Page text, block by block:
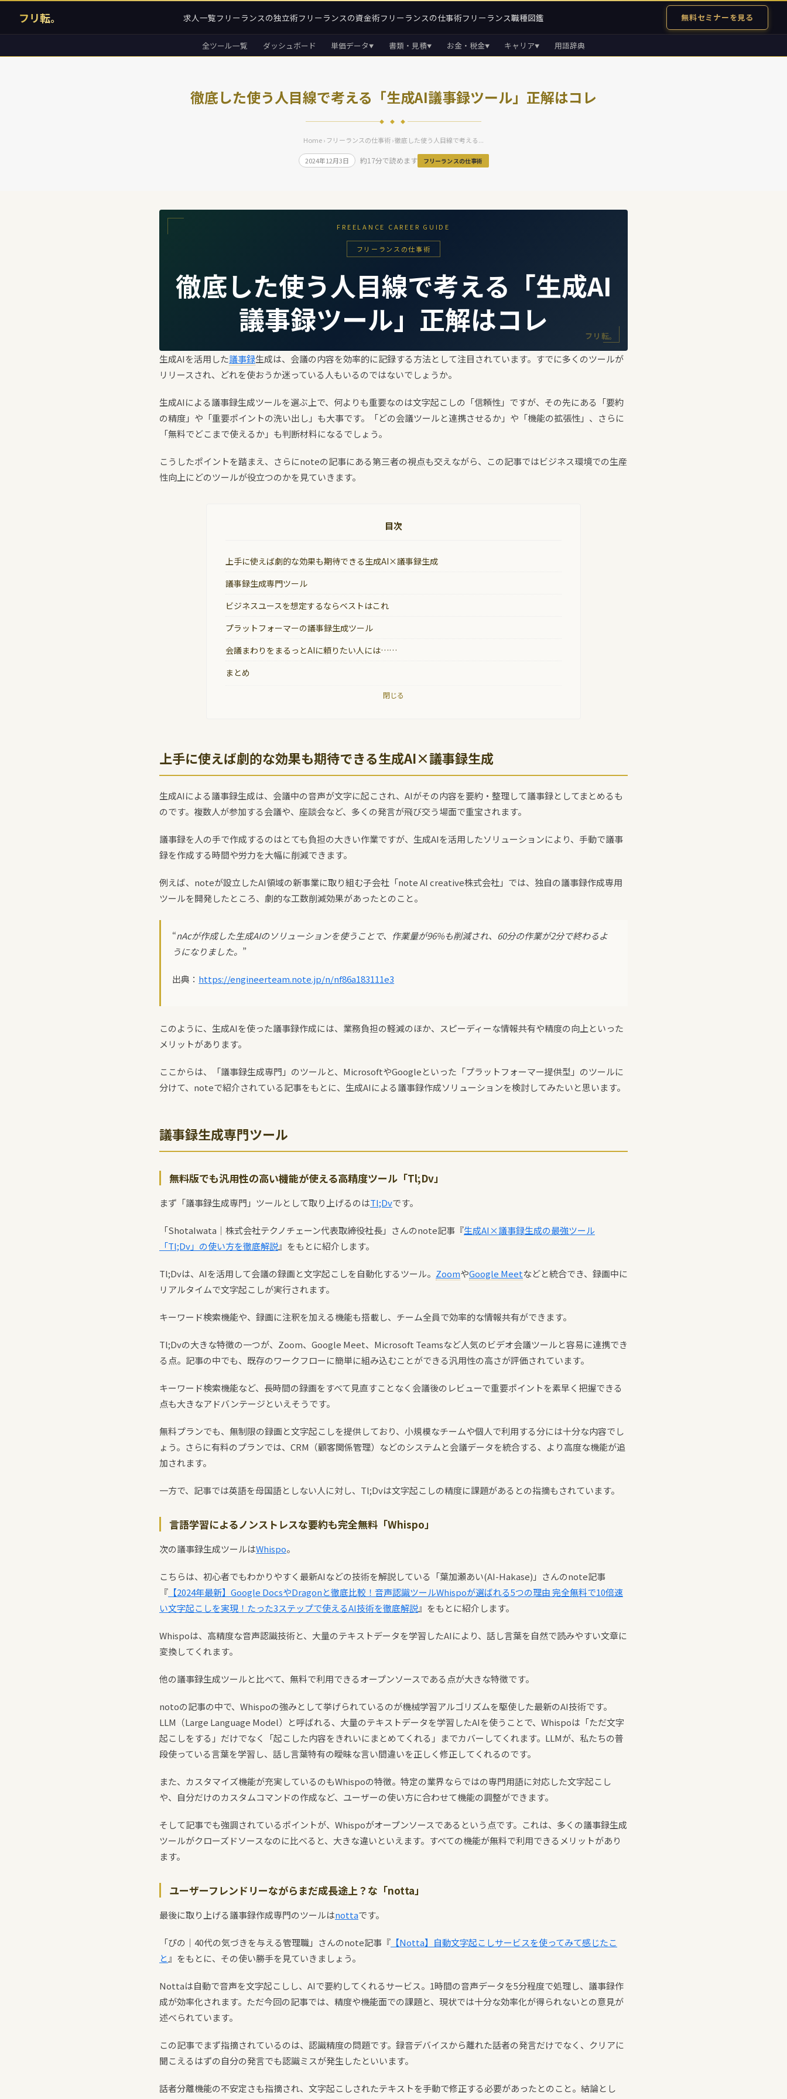
フリ転。 求人一覧フリーランスの独立術フリーランスの資金術フリーランスの仕事術フリーランス職種図鑑 無料セミナーを見る
全ツール一覧 ダッシュボード 単価データ▼ 書類・見積▼ お金・税金▼ キャリア▼ 用語辞典
徹底した使う人目線で考える「生成AI議事録ツール」正解はコレ
◆ ◆ ◆
Home›フリーランスの仕事術› 徹底した使う人目線で考える...
2024年12月3日 約17分で読めます フリーランスの仕事術
FREELANCE CAREER GUIDE
フリーランスの仕事術
徹底した使う人目線で考える「生成AI
議事録ツール」正解はコレ
フリ転。
生成AIを活用した議事録生成は、会議の内容を効率的に記録する方法として注目されています。すでに多くのツールが
リリースされ、どれを使おうか迷っている人もいるのではないでしょうか。
生成AIによる議事録生成ツールを選ぶ上で、何よりも重要なのは文字起こしの「信頼性」ですが、その先にある「要約
の精度」や「重要ポイントの洗い出し」も大事です。「どの会議ツールと連携させるか」や「機能の拡張性」、さらに
「無料でどこまで使えるか」も判断材料になるでしょう。
こうしたポイントを踏まえ、さらにnoteの記事にある第三者の視点も交えながら、この記事ではビジネス環境での生産
性向上にどのツールが役立つのかを見ていきます。
目次
上手に使えば劇的な効果も期待できる生成AI×議事録生成
議事録生成専門ツール
ビジネスユースを想定するならベストはこれ
プラットフォーマーの議事録生成ツール
会議まわりをまるっとAIに頼りたい人には……
まとめ
閉じる
上手に使えば劇的な効果も期待できる生成AI×議事録生成
生成AIによる議事録生成は、会議中の音声が文字に起こされ、AIがその内容を要約・整理して議事録としてまとめるも
のです。複数人が参加する会議や、座談会など、多くの発言が飛び交う場面で重宝されます。
議事録を人の手で作成するのはとても負担の大きい作業ですが、生成AIを活用したソリューションにより、手動で議事
録を作成する時間や労力を大幅に削減できます。
例えば、noteが設立したAI領域の新事業に取り組む子会社「note AI creative株式会社」では、独自の議事録作成専用
ツールを開発したところ、劇的な工数削減効果があったとのこと。
“nAcが作成した生成AIのソリューションを使うことで、作業量が96%も削減され、60分の作業が2分で終わるよ
うになりました。 ”
出典： https://engineerteam.note.jp/n/nf86a183111e3
このように、生成AIを使った議事録作成には、業務負担の軽減のほか、スピーディーな情報共有や精度の向上といった
メリットがあります。
ここからは、「議事録生成専門」のツールと、MicrosoftやGoogleといった「プラットフォーマー提供型」のツールに
分けて、noteで紹介されている記事をもとに、生成AIによる議事録作成ソリューションを検討してみたいと思います。
議事録生成専門ツール
無料版でも汎用性の高い機能が使える高精度ツール「Tl;Dv」
まず「議事録生成専門」ツールとして取り上げるのはTl;Dvです。
「ShotaIwata｜株式会社テクノチェーン代表取締役社長」さんのnote記事『生成AI×議事録生成の最強ツール
「Tl;Dv」の使い方を徹底解説』をもとに紹介します。
Tl;Dvは、AIを活用して会議の録画と文字起こしを自動化するツール。 ZoomやGoogle Meetなどと統合でき、録画中に
リアルタイムで文字起こしが実行されます。
キーワード検索機能や、録画に注釈を加える機能も搭載し、チーム全員で効率的な情報共有ができます。
Tl;Dvの大きな特徴の一つが、Zoom、Google Meet、Microsoft Teamsなど人気のビデオ会議ツールと容易に連携でき
る点。記事の中でも、既存のワークフローに簡単に組み込むことができる汎用性の高さが評価されています。
キーワード検索機能など、長時間の録画をすべて見直すことなく会議後のレビューで重要ポイントを素早く把握できる
点も大きなアドバンテージといえそうです。
無料プランでも、無制限の録画と文字起こしを提供しており、小規模なチームや個人で利用する分には十分な内容でし
ょう。さらに有料のプランでは、CRM（顧客関係管理）などのシステムと会議データを統合する、より高度な機能が追
加されます。
一方で、記事では英語を母国語としない人に対し、Tl;Dvは文字起こしの精度に課題があるとの指摘もされています。
言語学習によるノンストレスな要約も完全無料「Whispo」
次の議事録生成ツールはWhispo。
こちらは、初心者でもわかりやすく最新AIなどの技術を解説している「葉加瀬あい(AI-Hakase)」さんのnote記事
『 【2024年最新】Google DocsやDragonと徹底比較！音声認識ツールWhispoが選ばれる5つの理由 完全無料で10倍速
い文字起こしを実現！たった3ステップで使えるAI技術を徹底解説』をもとに紹介します。
Whispoは、高精度な音声認識技術と、大量のテキストデータを学習したAIにより、話し言葉を自然で読みやすい文章に
変換してくれます。
他の議事録生成ツールと比べて、無料で利用できるオープンソースである点が大きな特徴です。
notoの記事の中で、Whispoの強みとして挙げられているのが機械学習アルゴリズムを駆使した最新のAI技術です。
LLM（Large Language Model）と呼ばれる、大量のテキストデータを学習したAIを使うことで、Whispoは「ただ文字
起こしをする」だけでなく「起こした内容をきれいにまとめてくれる」までカバーしてくれます。LLMが、私たちの普
段使っている言葉を学習し、話し言葉特有の曖昧な言い間違いを正しく修正してくれるのです。
また、カスタマイズ機能が充実しているのもWhispoの特徴。特定の業界ならではの専門用語に対応した文字起こし
や、自分だけのカスタムコマンドの作成など、ユーザーの使い方に合わせて機能の調整ができます。
そして記事でも強調されているポイントが、Whispoがオープンソースであるという点です。これは、多くの議事録生成
ツールがクローズドソースなのに比べると、大きな違いといえます。すべての機能が無料で利用できるメリットがあり
ます。
ユーザーフレンドリーながらまだ成長途上？な「notta」
最後に取り上げる議事録作成専門のツールはnottaです。
「ぴの｜40代の気づきを与える管理職」さんのnote記事『 【Notta】自動文字起こしサービスを使ってみて感じたこ
と 』をもとに、その使い勝手を見ていきましょう。
Nottaは自動で音声を文字起こしし、AIで要約してくれるサービス。1時間の音声データを5分程度で処理し、議事録作
成が効率化されます。ただ今回の記事では、精度や機能面での課題と、現状では十分な効率化が得られないとの意見が
述べられています。
この記事でまず指摘されているのは、認識精度の問題です。録音デバイスから離れた話者の発言だけでなく、クリアに
聞こえるはずの自分の発言でも認識ミスが発生したといいます。
話者分離機能の不安定さも指摘され、文字起こしされたテキストを手動で修正する必要があったとのこと。結論とし